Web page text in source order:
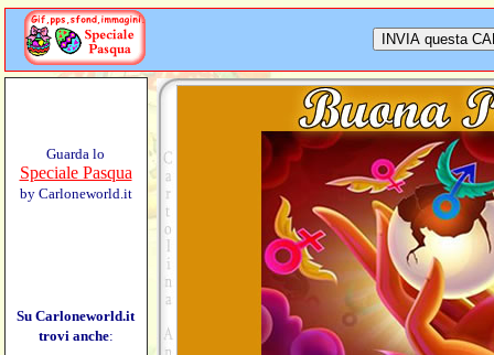
Guarda lo
Speciale Pasqua
by Carloneworld.it
Su Carloneworld.it
trovi anche: